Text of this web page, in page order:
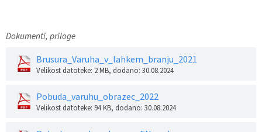
Dokumenti, priloge
Brusura_Varuha_v_lahkem_branju_2021
Velikost datoteke: 2 MB, dodano: 30.08.2024
Pobuda_varuhu_obrazec_2022
Velikost datoteke: 94 KB, dodano: 30.08.2024